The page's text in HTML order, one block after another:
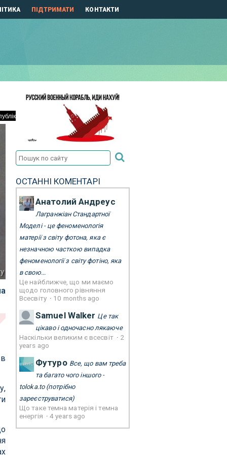
ПІДТРИМАТИ КОНТАКТИ
ОСТАННІ КОМЕНТАРІ
Анатолий Андреус
Лагранжіан Стандартної
Моделі - це феноменологія
матерії з світу фотона, яка є
незначною часткою випадка
феноменології з світу фотіно, яка
в свою...
Це найближче, що ми маємо
щодо головного рівняння
Всесвіту · 10 months ago
Samuel Walker Це так
цікаво і одночасно лякаюче
Наскільки великим є всесвіт · 2
years ago
Футуро Все, що вам треба
та багато чого іншого -
toloka.to(потрібно
зареєструватися)
Що таке темна матерія і темна
енергія ·4 years ago